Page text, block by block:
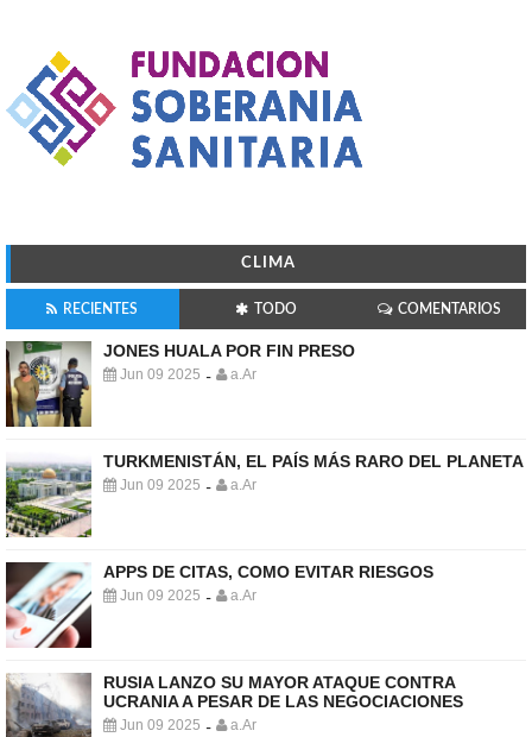
CLIMA
RECIENTES TODO COMENTARIOS
JONES HUALA POR FIN PRESO
Jun 09 2025 - a.Ar
TURKMENISTÁN, EL PAÍS MÁS RARO DEL PLANETA
Jun 09 2025 - a.Ar
APPS DE CITAS, COMO EVITAR RIESGOS
Jun 09 2025 - a.Ar
RUSIA LANZO SU MAYOR ATAQUE CONTRA
UCRANIA A PESAR DE LAS NEGOCIACIONES
Jun 09 2025 - a.Ar